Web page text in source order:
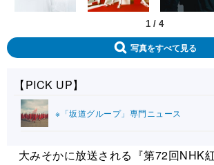
1 / 4
写真をすべて見る
【PICK UP】
※「坂道グループ」専門ニュース
大みそかに放送される『第72回NHK